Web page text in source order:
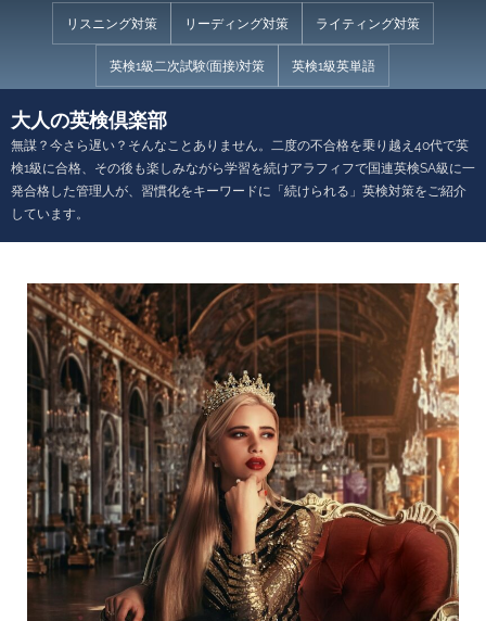
リスニング対策 リーディング対策 ライティング対策
英検1級二次試験(面接)対策 英検1級英単語
大人の英検倶楽部
無謀？今さら遅い？そんなことありません。二度の不合格を乗り越え40代で英
検1級に合格、その後も楽しみながら学習を続けアラフィフで国連英検SA級に一
発合格した管理人が、習慣化をキーワードに「続けられる」英検対策をご紹介
しています。